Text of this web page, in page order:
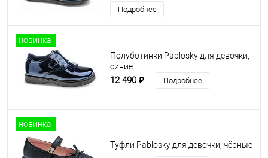
Подробнее
новинка
Полуботинки Pablosky для девочки,
синие
12 490 ₽ Подробнее
новинка
Туфли Pablosky для девочки, чёрные